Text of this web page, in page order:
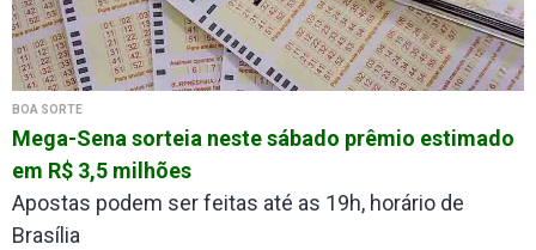
BOA SORTE
Mega-Sena sorteia neste sábado prêmio estimado
em R$ 3,5 milhões
Apostas podem ser feitas até as 19h, horário de
Brasília